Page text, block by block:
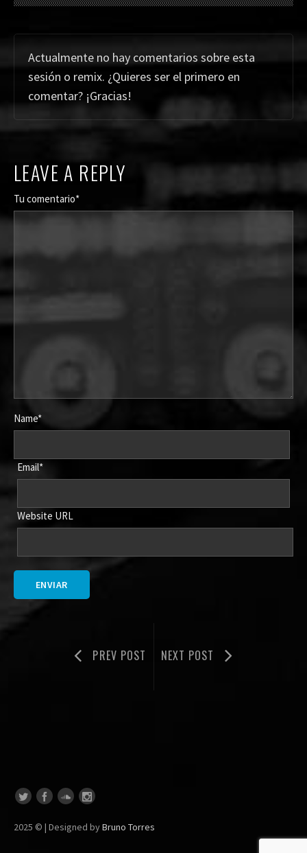
Actualmente no hay comentarios sobre esta
sesión o remix. ¿Quieres ser el primero en
comentar? ¡Gracias!
LEAVE A REPLY
Tu comentario*
Name*
Email*
Website URL
PREV POST NEXT POST
2025 © | Designed byBruno Torres